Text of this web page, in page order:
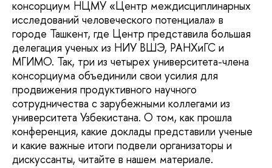
консорциум НЦМУ «Центр междисциплинарных
исследований человеческого потенциала» в
городе Ташкент, где Центр представила большая
делегация ученых из НИУ ВШЭ, РАНХиГС и
МГИМО. Так, три из четырех университета-члена
консорциума объединили свои усилия для
продвижения продуктивного научного
сотрудничества с зарубежными коллегами из
университета Узбекистана. О том, как прошла
конференция, какие доклады представили ученые
и какие важные итоги подвели организаторы и
дискуссанты, читайте в нашем материале.